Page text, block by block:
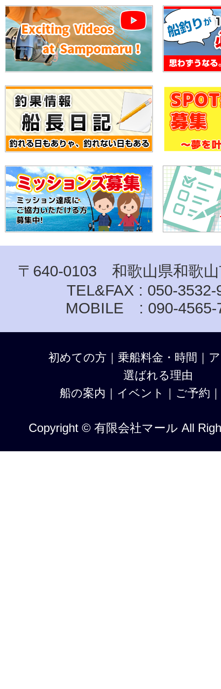
〒640-0103 和歌山県和歌山
TEL&FAX : 050-3532-
MOBILE : 090-4565-
初めての方 ｜ 乗船料金・時間 ｜
選ばれる理由
船の案内 ｜ イベント ｜ ご予約 ｜
Copyright © 有限会社マール All